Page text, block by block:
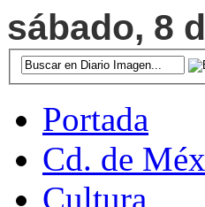
sábado, 8
Portada
Cd. de
Cultura